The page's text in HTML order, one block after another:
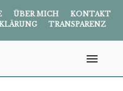
ÜBER MICH
KONTAKT
TRANSPARENZ